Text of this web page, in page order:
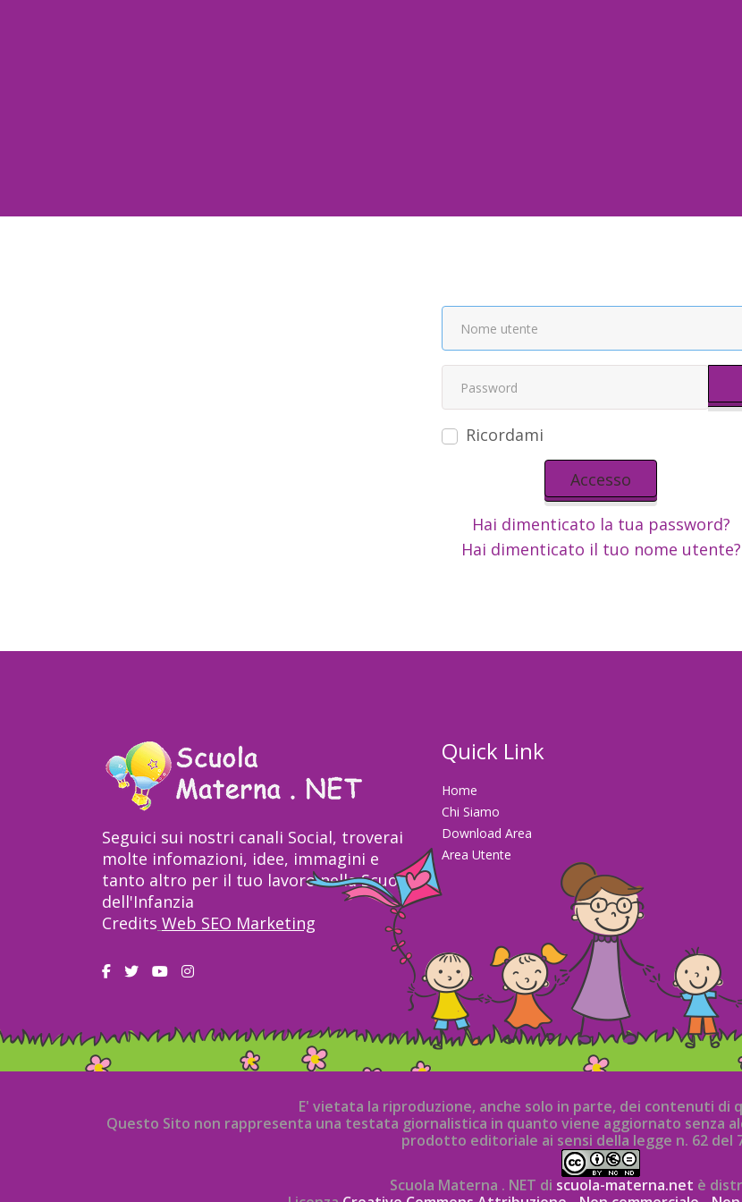
Ricordami
Accesso
Hai dimenticato la tua password?
Hai dimenticato il tuo nome utente?
Seguici sui nostri canali Social, troverai
molte infomazioni, idee, immagini e
tanto altro per il tuo lavoro nella Scuola
dell'Infanzia
Credits Web SEO Marketing
Quick Link
Home
Chi Siamo
Download Area
Area Utente
E' vietata la riproduzione, anche solo in parte, dei contenuti di
Questo Sito non rappresenta una testata giornalistica in quanto viene aggiornato senza
prodotto editoriale ai sensi della legge n. 62 del
Scuola Materna . NET di scuola-materna.net è